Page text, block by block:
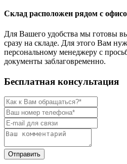
Склад расположен рядом с
Для Вашего удобства мы готовы
сразу на складе. Для этого Вам
персональному менеджеру с
документы заблаговременно.
Бесплатная консультация